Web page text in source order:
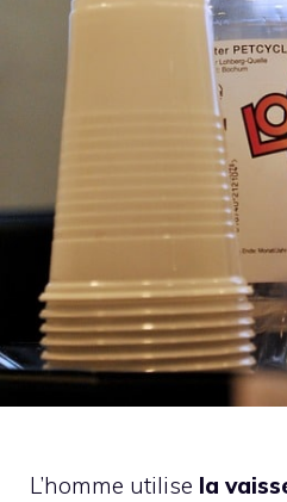
L’homme utilise la